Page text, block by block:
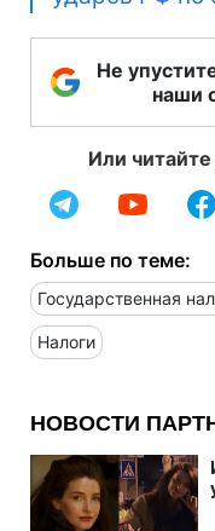
Не
наши
Или
Больше по теме:
Государственная
Налоги